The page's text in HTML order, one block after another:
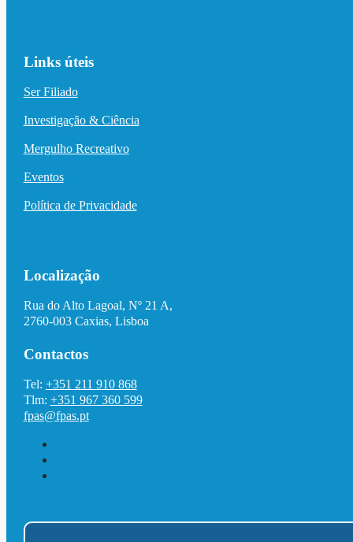
Links úteis
Ser Filiado
Investigação & Ciência
Mergulho Recreativo
Eventos
Política de Privacidade
Localização
Rua do Alto Lagoal, Nº 21 A,
2760-003 Caxias, Lisboa
Contactos
Tel: +351 211 910 868
Tlm: +351 967 360 599
fpas@fpas.pt